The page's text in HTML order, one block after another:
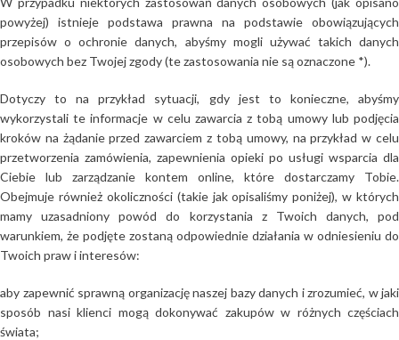
powyżej) istnieje podstawa prawna na podstawie obowiązujących
przepisów o ochronie danych, abyśmy mogli używać takich danych
osobowych bez Twojej zgody (te zastosowania nie są oznaczone *).
Dotyczy to na przykład sytuacji, gdy jest to konieczne, abyśmy
wykorzystali te informacje w celu zawarcia z tobą umowy lub podjęcia
kroków na żądanie przed zawarciem z tobą umowy, na przykład w celu
przetworzenia zamówienia, zapewnienia opieki po usługi wsparcia dla
Ciebie lub zarządzanie kontem online, które dostarczamy Tobie.
Obejmuje również okoliczności (takie jak opisaliśmy poniżej), w których
mamy uzasadniony powód do korzystania z Twoich danych, pod
warunkiem, że podjęte zostaną odpowiednie działania w odniesieniu do
Twoich praw i interesów:
aby zapewnić sprawną organizację naszej bazy danych i zrozumieć, w jaki
sposób nasi klienci mogą dokonywać zakupów w różnych częściach
świata;